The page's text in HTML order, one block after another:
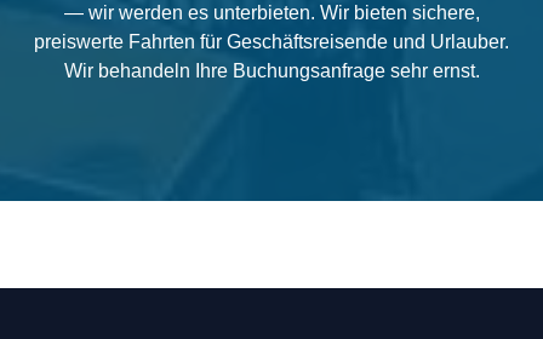
— wir werden es unterbieten. Wir bieten sichere,
preiswerte Fahrten für Geschäftsreisende und Urlauber.
Wir behandeln Ihre Buchungsanfrage sehr ernst.